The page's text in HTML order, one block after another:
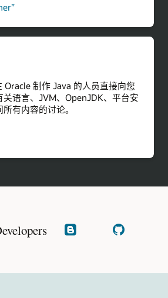
关
Duke's
Oracle 制作 Java 的人员直接向您
语言、JVM、OpenJDK、平台安
有内容的讨论。
阅
博
查